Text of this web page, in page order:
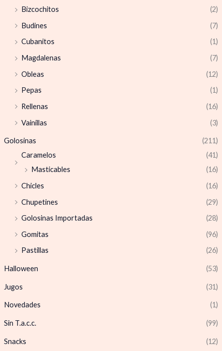
Bizcochitos
(2)
Budines
(7)
Cubanitos
(1)
Magdalenas
(7)
Obleas
(12)
Pepas
(1)
Rellenas
(16)
Vainillas
(3)
Golosinas
(211)
Caramelos
(41)
Masticables
(16)
Chicles
(16)
Chupetines
(29)
Golosinas Importadas
(28)
Gomitas
(96)
Pastillas
(26)
Halloween (53)
Jugos (31)
Novedades (1)
Sin T.a.c.c. (99)
Snacks (12)